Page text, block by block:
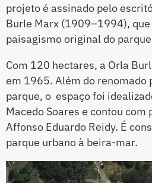
projeto é assinado pelo
Burle Marx (1909–1994),
paisagismo original do
Com 120 hectares, a Orla
em 1965. Além do renomado
parque, o espaço foi
Macedo Soares e contou
Affonso Eduardo Reidy. É
parque urbano à beira-mar.